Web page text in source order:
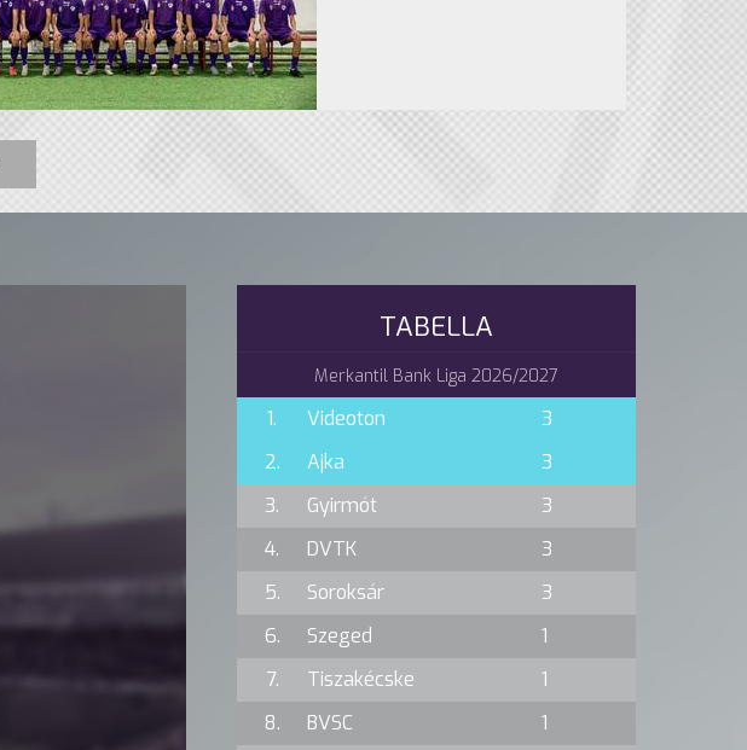
TABELLA
Merkantil Bank Liga 2026/2027
1. Videoton
3
2.
Ajka
3
3.
Gyirmót
3
4.
DVTK
3
5.
Soroksár
3
6.
Szeged
1
7.
Tiszakécske
1
8.
BVSC
1